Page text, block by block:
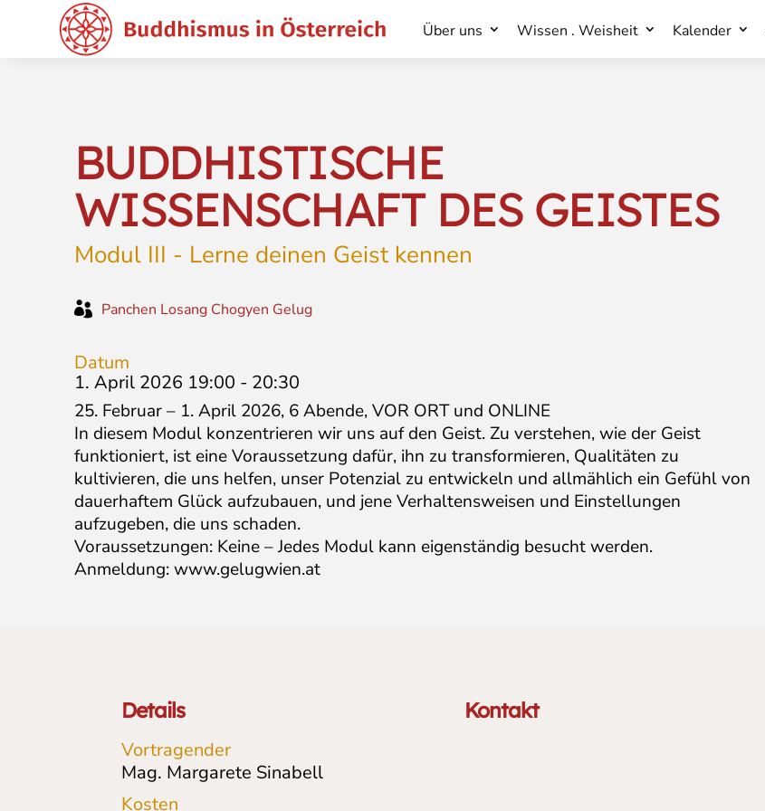
Über uns Wissen . Weisheit Kalender
Über uns Wissen . Weisheit Kalender
BUDDHISTISCHE
WISSENSCHAFT DES GEISTES
Modul III - Lerne deinen Geist kennen
 Panchen Losang Chogyen Gelug
Datum
1. April 2026 19:00 - 20:30
25. Februar – 1. April 2026, 6 Abende, VOR ORT und ONLINE
In diesem Modul konzentrieren wir uns auf den Geist. Zu verstehen, wie der Geist
funktioniert, ist eine Voraussetzung dafür, ihn zu transformieren, Qualitäten zu
kultivieren, die uns helfen, unser Potenzial zu entwickeln und allmählich ein Gefühl von
dauerhaftem Glück aufzubauen, und jene Verhaltensweisen und Einstellungen
aufzugeben, die uns schaden.
Voraussetzungen: Keine – Jedes Modul kann eigenständig besucht werden.
Anmeldung: www.gelugwien.at
Details
Vortragender
Mag. Margarete Sinabell
Kosten
Kontakt